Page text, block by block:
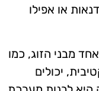
או אפילו
מבני הזוג, כמו
יכולים